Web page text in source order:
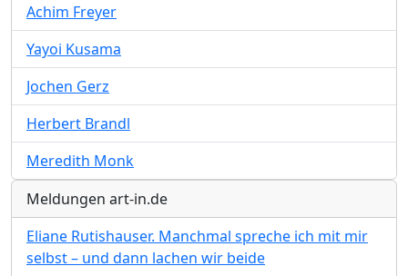
Achim Freyer
Yayoi Kusama
Jochen Gerz
Herbert Brandl
Meredith Monk
Meldungen art-in.de
Eliane Rutishauser. Manchmal spreche ich mit mir
selbst – und dann lachen wir beide